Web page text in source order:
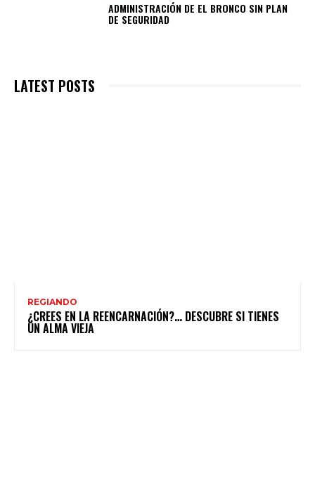
ADMINISTRACIÓN DE EL BRONCO SIN PLAN
DE SEGURIDAD
LATEST POSTS
REGIANDO
¿CREES EN LA REENCARNACIÓN?… DESCUBRE SI TIENES
UN ALMA VIEJA